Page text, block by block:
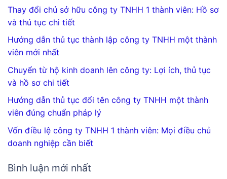
Thay đổi chủ sở hữu công ty TNHH 1 thành viên: Hồ sơ
và thủ tục chi tiết
Hướng dẫn thủ tục thành lập công ty TNHH một thành
viên mới nhất
Chuyển từ hộ kinh doanh lên công ty: Lợi ích, thủ tục
và hồ sơ chi tiết
Hướng dẫn thủ tục đổi tên công ty TNHH một thành
viên đúng chuẩn pháp lý
Vốn điều lệ công ty TNHH 1 thành viên: Mọi điều chủ
doanh nghiệp cần biết
Bình luận mới nhất